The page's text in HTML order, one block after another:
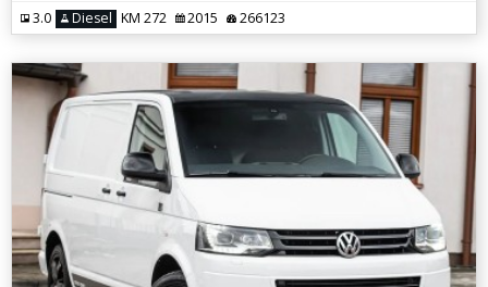
3.0 Diesel KM 272 2015 266123